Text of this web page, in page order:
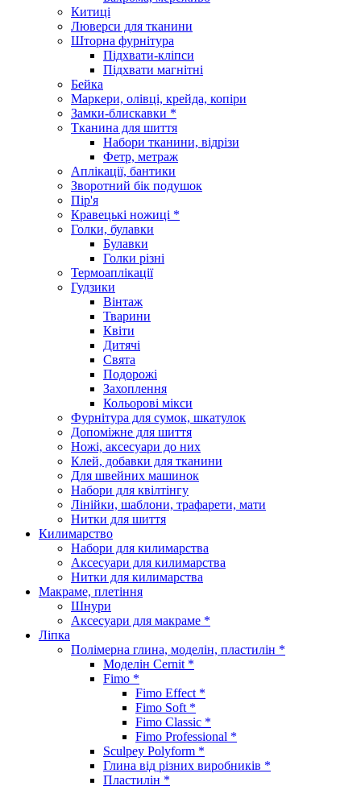
Китиці
Люверси для тканини
Шторна фурнітура
Підхвати-кліпси
Підхвати магнітні
Бейка
Маркери, олівці, крейда, копіри
Замки-блискавки *
Тканина для шиття
Набори тканини, відрізи
Фетр, метраж
Аплікації, бантики
Зворотний бік подушок
Пір'я
Кравецькі ножиці *
Голки, булавки
Булавки
Голки різні
Термоаплікації
Гудзики
Вінтаж
Тварини
Квіти
Дитячі
Свята
Подорожі
Захоплення
Кольорові мікси
Фурнітура для сумок, шкатулок
Допоміжне для шиття
Ножі, аксесуари до них
Клей, добавки для тканини
Для швейних машинок
Набори для квілтінгу
Лінійки, шаблони, трафарети, мати
Нитки для шиття
Килимарство
Набори для килимарства
Аксесуари для килимарства
Нитки для килимарства
Макраме, плетіння
Шнури
Аксесуари для макраме *
Ліпка
Полімерна глина, моделін, пластилін *
Моделін Cernit *
Fimo *
Fimo Effect *
Fimo Soft *
Fimo Classic *
Fimo Professional *
Sculpey Polyform *
Глина від різних виробників *
Пластилін *